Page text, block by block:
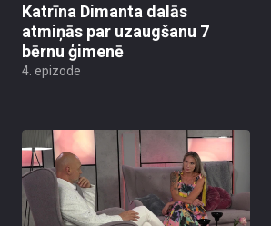
Katrīna Dimanta dalās
atmiņās par uzaugšanu 7
bērnu ģimenē
4. epizode